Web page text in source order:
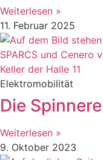
Weiterlesen »
11. Februar 2025
Elektromobilität
Die
Weiterlesen »
9. Oktober 2023